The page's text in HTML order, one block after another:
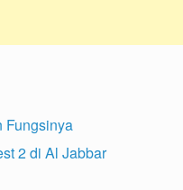
Fungsinya
2 di Al Jabbar